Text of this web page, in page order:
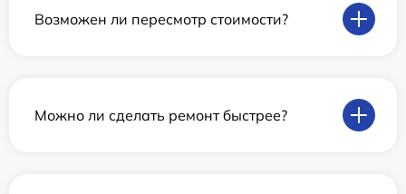
Возможен ли пересмотр стоимости?
Можно ли сделать ремонт быстрее?